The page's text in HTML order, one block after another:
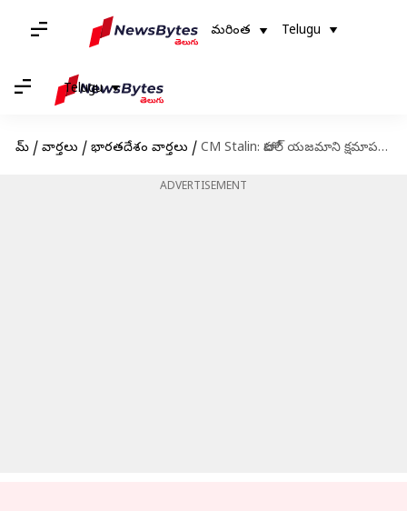
మరింత Telugu
Telugu
హోమ్ / వార్తలు / భారతదేశం వార్తలు / CM Stalin: హోటల్ యజమాని క్షమాపణలు చెప్పడంపై సీఎం స్టాలిన్ తీవ్ర విమర్శలు
ADVERTISEMENT